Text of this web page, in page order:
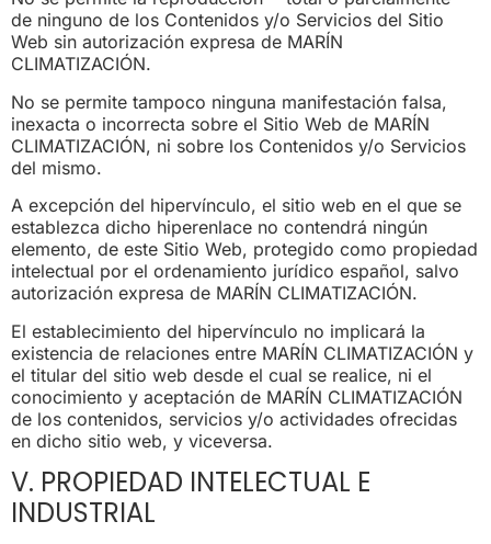
de ninguno de los Contenidos y/o Servicios del Sitio
Web sin autorización expresa de MARÍN
CLIMATIZACIÓN.
No se permite tampoco ninguna manifestación falsa,
inexacta o incorrecta sobre el Sitio Web de MARÍN
CLIMATIZACIÓN, ni sobre los Contenidos y/o Servicios
del mismo.
A excepción del hipervínculo, el sitio web en el que se
establezca dicho hiperenlace no contendrá ningún
elemento, de este Sitio Web, protegido como propiedad
intelectual por el ordenamiento jurídico español, salvo
autorización expresa de MARÍN CLIMATIZACIÓN.
El establecimiento del hipervínculo no implicará la
existencia de relaciones entre MARÍN CLIMATIZACIÓN y
el titular del sitio web desde el cual se realice, ni el
conocimiento y aceptación de MARÍN CLIMATIZACIÓN
de los contenidos, servicios y/o actividades ofrecidas
en dicho sitio web, y viceversa.
V. PROPIEDAD INTELECTUAL E
INDUSTRIAL